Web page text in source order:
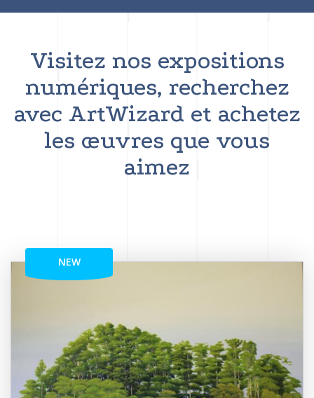
Visitez nos expositions
numériques, recherchez
avec ArtWizard et achetez
les œuvres que vous
aimez
NEW